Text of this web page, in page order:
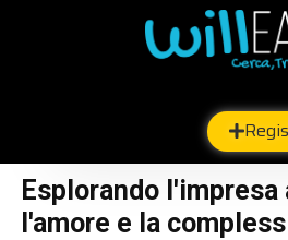
Esplorando
l'amore e la